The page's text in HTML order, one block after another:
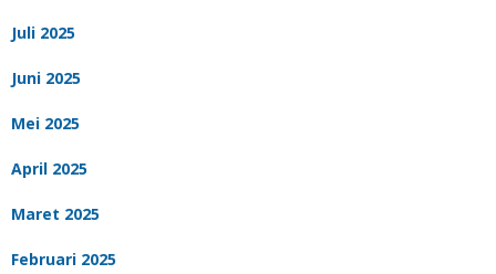
Juli 2025
Juni 2025
Mei 2025
April 2025
Maret 2025
Februari 2025